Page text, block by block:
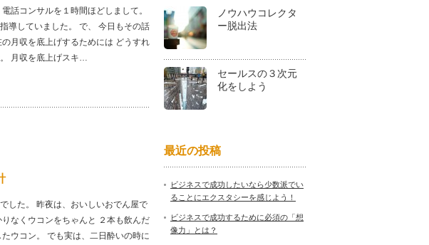
話コンサルを１時間ほどしまして。
導していました。 で、 今日もその話
月収を底上げするためには どうすれ
月収を底上げスキ…
した。 昨夜は、おいしいおでん屋で
なくウコンをちゃんと ２本も飲んだ
ウコン。 でも実は、二日酔いの時に
ノウハウコレクタ
ー脱出法
セールスの３次元
化をしよう
最近の投稿
ビジネスで成功したいなら少数派でい
ることにエクスタシーを感じよう！
ビジネスで成功するために必須の「想
像力」とは？